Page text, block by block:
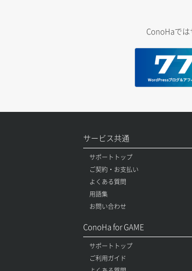
ConoHaで
サービス共通
サポートトップ
ご契約・お支払い
よくある質問
用語集
お問い合わせ
ConoHa for GAME
サポートトップ
ご利用ガイド